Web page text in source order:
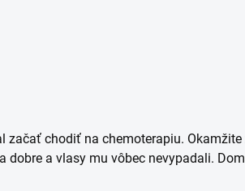
chodiť na chemoterapiu.
a vlasy mu vôbec nevypadali.